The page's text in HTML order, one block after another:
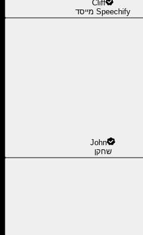
Cliff
מייסד Speechify
John
שחקן